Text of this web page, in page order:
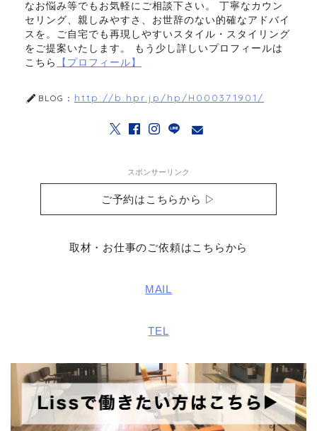
なお悩み等でもお気軽にご相談下さい。 丁寧なカウン
セリング、親しみやすさ、お世辞のない的確なアドバイ
スを。ご自宅でも再現しやすいスタイル・スタイリング
をご提案いたします。 もう少し詳しいプロフィールは
こちら
【プロフィール】
BLOG： http://b.hpr.jp/hp/H000371901/
スポンサーリンク
ご予約はこちらから ▷
取材・お仕事のご依頼はこちらから
MAIL
TEL